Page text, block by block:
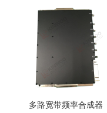
多路宽带频率合成器